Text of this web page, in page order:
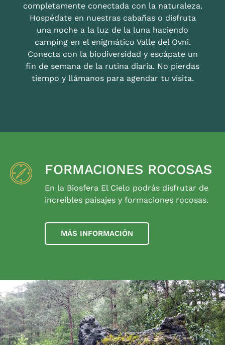
completamente conectada con la naturaleza.
Hospédate en nuestras cabañas o disfruta
una noche a la luz de la luna haciendo
camping en el enigmático Valle del Ovni.
Conecta con la biodiversidad y escápate un
fin de semana de la rutina diaria. No pierdas
tiempo y llámanos para agendar tu visita.
FORMACIONES ROCOSAS
En la Biosfera El Cielo podrás disfrutar de
increíbles paisajes y formaciones rocosas.
MÁS INFORMACIÓN